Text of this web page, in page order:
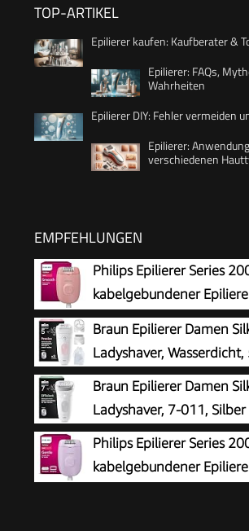
TOP-ARTIKEL
Epilierer kaufen: Kaufberater &
Epilierer: FAQs,
Wahrheiten
Epilierer DIY: Fehler vermeiden
Epilierer:
verschiedenen
EMPFEHLUNGEN
Philips Epilierer Series
kabelgebundener
Haarentfernungsgerät,
BRE229/00, Schwarz
Braun Epilierer Damen
Ladyshaver,
Braun Epilierer Damen
Ladyshaver, 7-011, Silber
Philips Epilierer Series
kabelgebundener